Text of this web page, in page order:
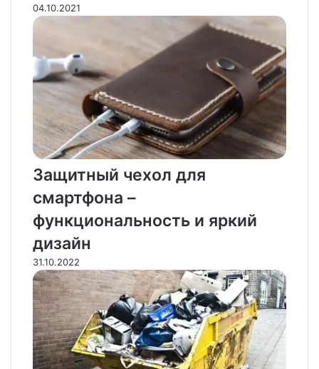
04.10.2021
Защитный чехол для
смартфона –
функциональность и яркий
дизайн
31.10.2022